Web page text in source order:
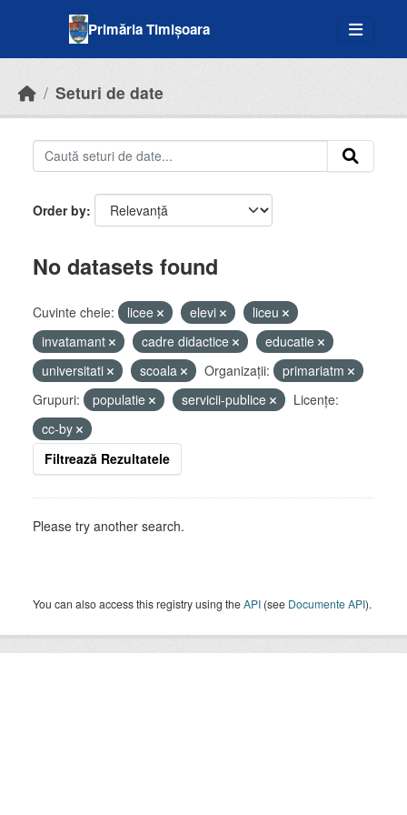
Primăria Timișoara
Seturi de date
Order by
No datasets found
Cuvinte cheie: licee elevi
liceu
invatamant
cadre didactice
educatie
universitati
scoala Organizații:
primariatm
Grupuri:
populatie servicii-publice
Licenţe:
cc-by
Filtrează Rezultatele
Please try another search.
You can also access this registry using theAPI (see Documente API).